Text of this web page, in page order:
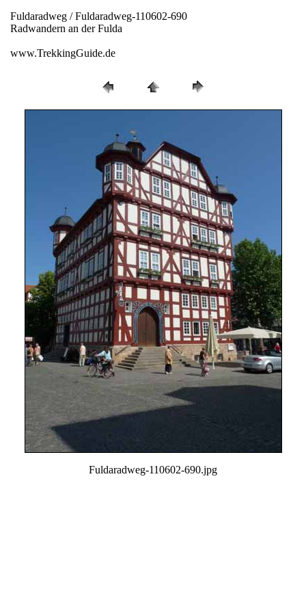
Fuldaradweg / Fuldaradweg-110602-690
Radwandern an der Fulda
www.TrekkingGuide.de
Fuldaradweg-110602-690.jpg